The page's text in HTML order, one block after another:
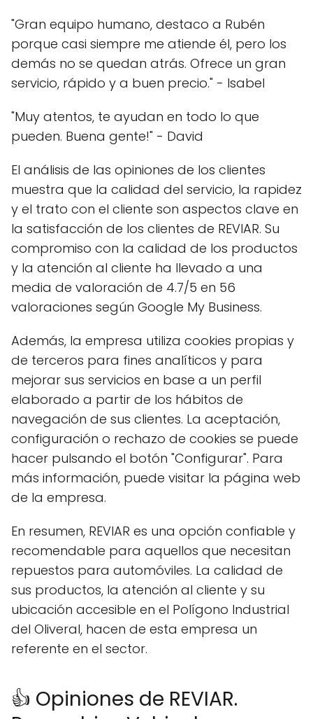
"Gran equipo humano, destaco a Rubén
porque casi siempre me atiende él, pero los
demás no se quedan atrás. Ofrece un gran
servicio, rápido y a buen precio." - Isabel
"Muy atentos, te ayudan en todo lo que
pueden. Buena gente!" - David
El análisis de las opiniones de los clientes
muestra que la calidad del servicio, la rapidez
y el trato con el cliente son aspectos clave en
la satisfacción de los clientes de REVIAR. Su
compromiso con la calidad de los productos
y la atención al cliente ha llevado a una
media de valoración de 4.7/5 en 56
valoraciones según Google My Business.
Además, la empresa utiliza cookies propias y
de terceros para fines analíticos y para
mejorar sus servicios en base a un perfil
elaborado a partir de los hábitos de
navegación de sus clientes. La aceptación,
configuración o rechazo de cookies se puede
hacer pulsando el botón "Configurar". Para
más información, puede visitar la página web
de la empresa.
En resumen, REVIAR es una opción confiable y
recomendable para aquellos que necesitan
repuestos para automóviles. La calidad de
sus productos, la atención al cliente y su
ubicación accesible en el Polígono Industrial
del Oliveral, hacen de esta empresa un
referente en el sector.
👍 Opiniones de REVIAR.